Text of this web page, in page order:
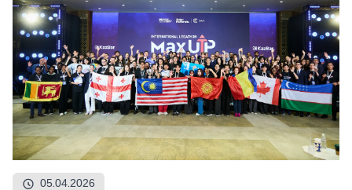
05.04.2026